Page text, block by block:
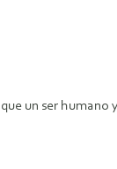
un ser humano